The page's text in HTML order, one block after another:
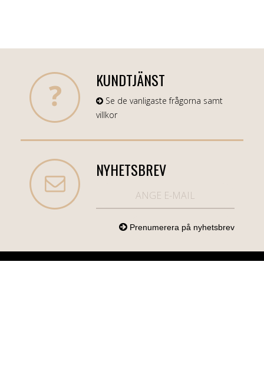
KUNDTJÄNST
Se de vanligaste frågorna samt
villkor
NYHETSBREV